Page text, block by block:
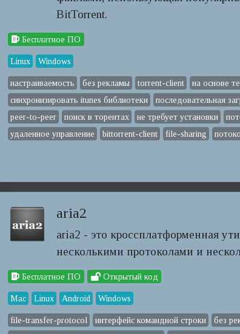
BitTorrent.
Бесплатное ПО
Linux Windows
настраиваемость без рекламы torrent-client на основе
синхронизировать itunes библиотеки
последовательная
peer-to-peer
поиск в торентах не требует установки
удаленное управление
bittorrent-client file-sharing
aria2
aria2 - это кроссплатформенная
несколькими протоколами и
Бесплатное ПО Открытый код
Mac Linux Android Windows
file-transfer-protocol интерфейс командной строки
без